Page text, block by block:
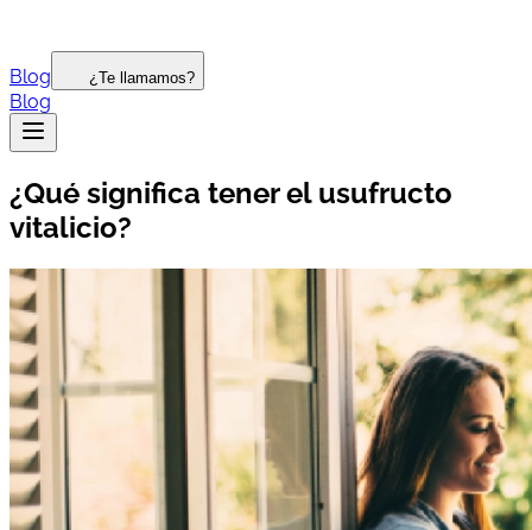
Blog ¿Te llamamos?
Blog
¿Qué significa tener el usufructo
vitalicio?